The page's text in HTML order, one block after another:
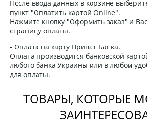
После ввода данных в корзине
пункт "Оплатить картой Online".
Нажмите кнопку "Оформить заказ" и
страницу оплаты.
- Оплата на карту Приват Банка.
Оплата производится банковской
любого банка Украины или в любом
для оплаты.
ТОВАРЫ, КОТОРЫЕ